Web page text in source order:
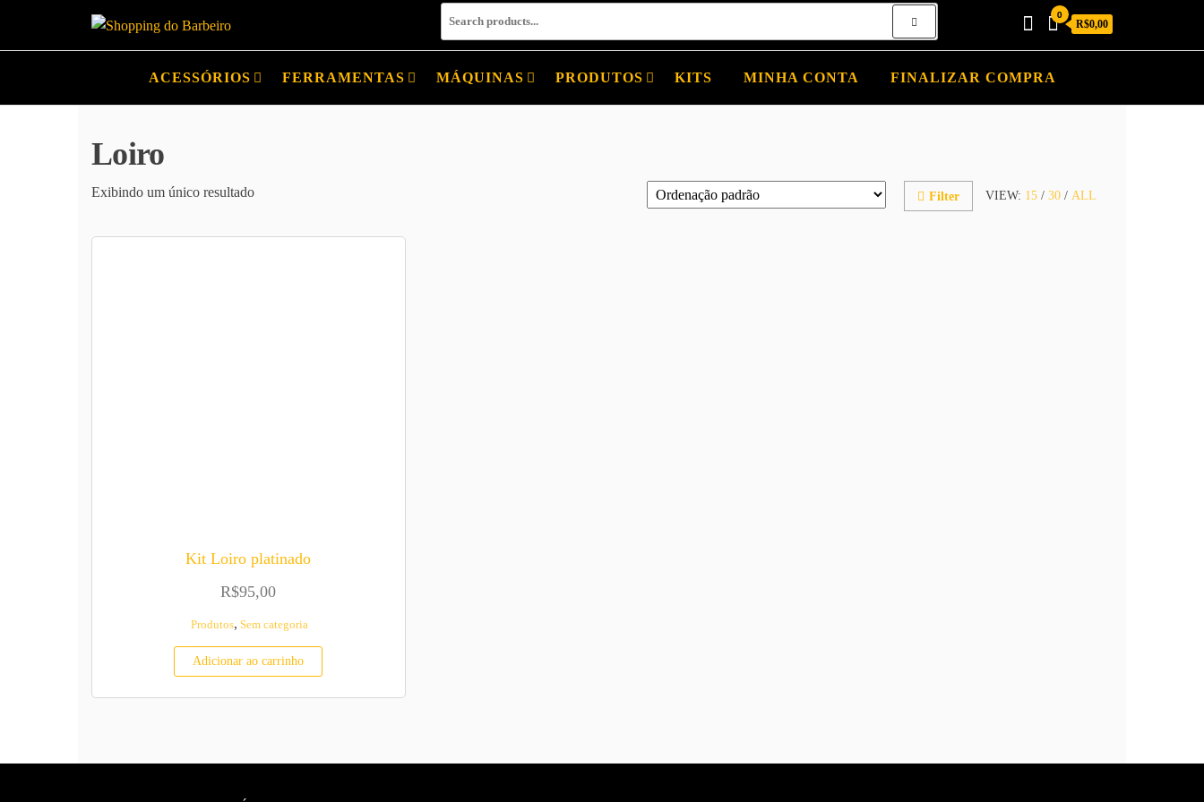
do
Barbeiro
e
barbearias
0
R$0,00
ACESSÓRIOS FERRAMENTAS MÁQUINAS PRODUTOS KITS MINHA CONTA FINALIZAR COMPRA
Loiro
VIEW: 15 / 30 / ALL
Filter
Exibindo um único resultado
Kit Loiro platinado
R$95,00
Produtos, Sem categoria
Adicionar ao carrinho